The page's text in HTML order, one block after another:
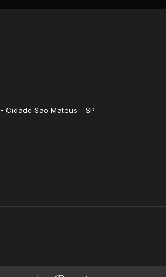
Cidade São Mateus - SP